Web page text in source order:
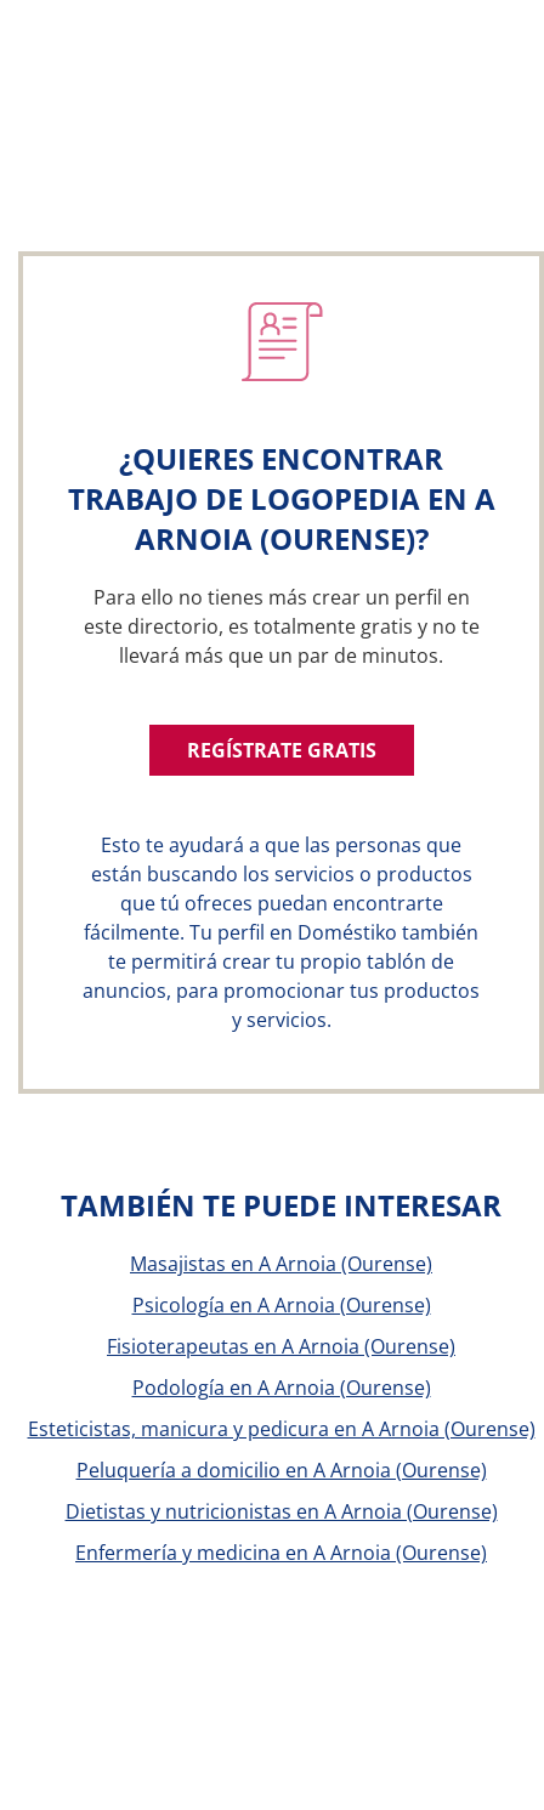
¿QUIERES ENCONTRAR
TRABAJO DE LOGOPEDIA EN A
ARNOIA (OURENSE)?
Para ello no tienes más crear un perfil en
este directorio, es totalmente gratis y no te
llevará más que un par de minutos.
REGÍSTRATE GRATIS
Esto te ayudará a que las personas que
están buscando los servicios o productos
que tú ofreces puedan encontrarte
fácilmente. Tu perfil en Doméstiko también
te permitirá crear tu propio tablón de
anuncios, para promocionar tus productos
y servicios.
TAMBIÉN TE PUEDE INTERESAR
Masajistas en A Arnoia (Ourense)
Psicología en A Arnoia (Ourense)
Fisioterapeutas en A Arnoia (Ourense)
Podología en A Arnoia (Ourense)
Esteticistas, manicura y pedicura en A Arnoia (Ourense)
Peluquería a domicilio en A Arnoia (Ourense)
Dietistas y nutricionistas en A Arnoia (Ourense)
Enfermería y medicina en A Arnoia (Ourense)